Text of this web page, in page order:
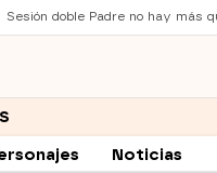
Sesión doble Padre no hay más
Noticias